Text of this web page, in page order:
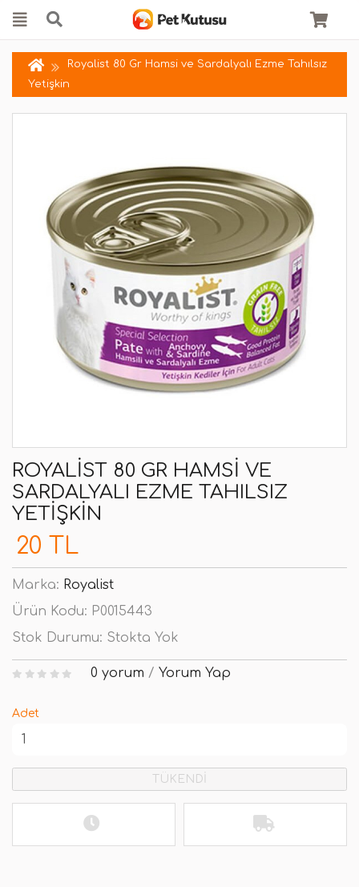
Royalist 80 Gr Hamsi ve Sardalyalı Ezme Tahılsız
Yetişkin
ROYALIST 80 GR HAMSI VE
SARDALYALI EZME TAHILSIZ
YETIŞKIN
20 TL
Marka: Royalist
Ürün Kodu: P0015443
Stok Durumu: Stokta Yok
0 yorum / Yorum Yap
Adet
TÜKENDİ